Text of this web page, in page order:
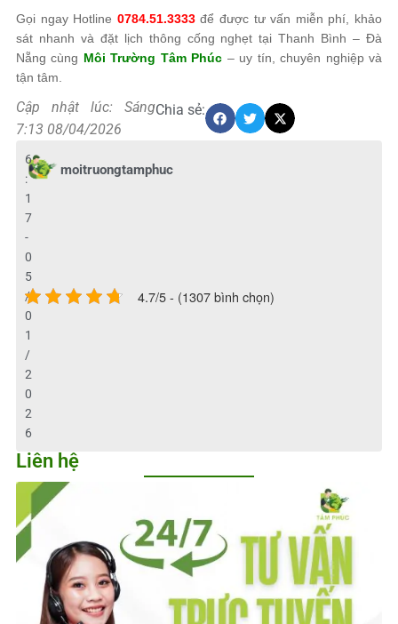
Gọi ngay Hotline 0784.51.3333để được tư vấn miễn phí, khảo
sát nhanh và đặt lịch thông cống nghẹt tại Thanh Bình – Đà
Nẵng cùng Môi Trường Tâm Phúc – uy tín, chuyên nghiệp và
tận tâm.
Cập nhật lúc: Sáng
7:13 08/04/2026
Chia sẻ:
moitruongtamphuc
6
:
1
7
-
0
5
/
0
1
/
2
0
2
6
4.7/5 - (1307 bình chọn)
Liên hệ